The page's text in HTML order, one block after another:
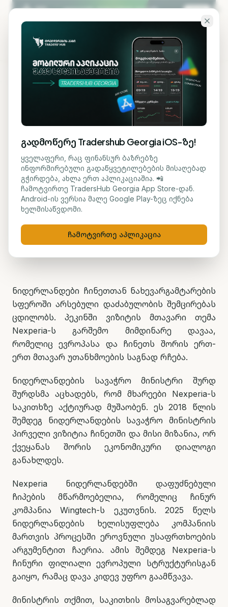
გადადი ძირითად შინაარსზე
KA EN
AI ᲢᲔᲥᲜᲝᲚᲝᲒᲘᲐ
ნიდერლანდები და
ჩინეთი Nexperia-ს
საკითხზე შეთანხმებას
ცდილობენ
მარიამ ქადარია 8 ივლისი, 2026 1
ნიდერლანდები ჩინეთთან ნახევარგამტარების
სფეროში არსებული დაძაბულობის შემცირებას
ცდილობს. პეკინში ვიზიტის მთავარი თემა
Nexperia-ს გარშემო მიმდინარე დავაა,
რომელიც ევროპასა და ჩინეთს შორის ერთ-
ერთ მთავარ უთანხმოების საგნად რჩება.
ნიდერლანდების სავაჭრო მინისტრი შურდ
შურდსმა აცხადებს, რომ მხარეები Nexperia-ს
საკითხზე აქტიურად მუშაობენ. ეს 2018 წლის
შემდეგ ნიდერლანდების სავაჭრო მინისტრის
პირველი ვიზიტია ჩინეთში და მისი მიზანია, ორ
ქვეყანას შორის ეკონომიკური დიალოგი
განახლდეს.
Nexperia ნიდერლანდებში დაფუძნებული
ჩიპების მწარმოებელია, რომელიც ჩინურ
კომპანია Wingtech-ს ეკუთვნის. 2025 წელს
ნიდერლანდების ხელისუფლება კომპანიის
მართვის პროცესში ეროვნული უსაფრთხოების
არგუმენტით ჩაერია. ამის შემდეგ Nexperia-ს
ჩინური ფილიალი ევროპული სტრუქტურისგან
გაიყო, რამაც დავა კიდევ უფრო გაამწვავა.
მინისტრის თქმით, საკითხის მოსაგვარებლად
გადმოწერე Tradershub Georgia iOS-ზე!
ყველაფერი, რაც ფინანსურ ბაზრებზე
ინფორმირებული გადაწყვეტილებების მისაღებად
გჭირდება, ახლა ერთ აპლიკაციაშია. 📲
ჩამოტვირთე TradersHub Georgia App Store-დან.
Android-ის ვერსია მალე Google Play-ზეც იქნება
ხელმისაწვდომი.
ჩამოტვირთე აპლიკაცია